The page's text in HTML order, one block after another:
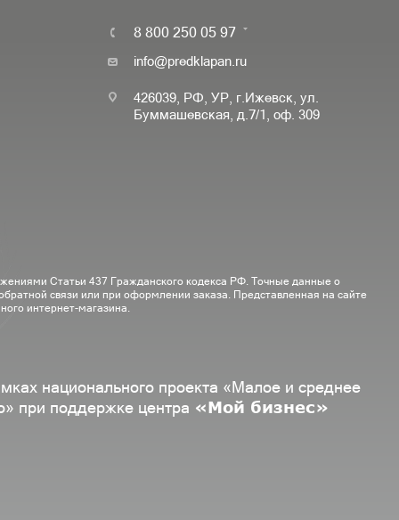
8 800 250 05 97
info@predklapan.ru
426039, РФ, УР, г.Ижевск, ул.
Буммашевская, д.7/1, оф. 309
Статьи 437 Гражданского кодекса РФ. Точные данные о
связи или при оформлении заказа. Представленная на сайте
интернет-магазина.
национального проекта «Малое и среднее
при поддержке центра «Мой бизнес»